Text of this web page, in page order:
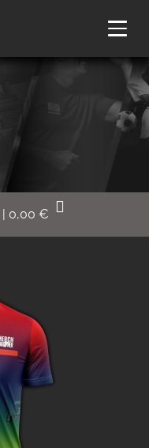
| 0,00 €